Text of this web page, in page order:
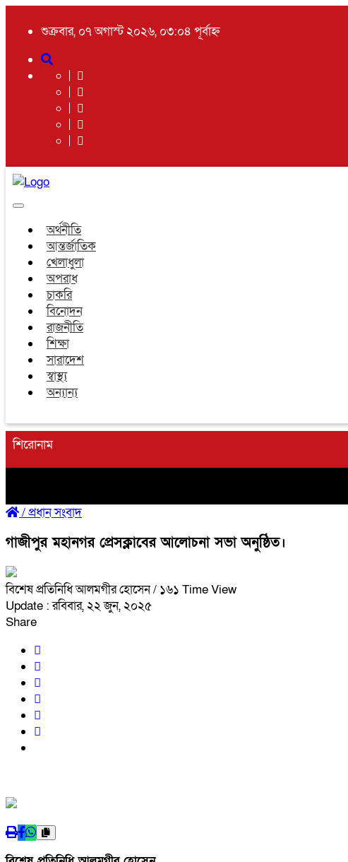
শুক্রবার, ০৭ অগাস্ট ২০২৬, ০৩:০৪ পূর্বাহ্ন
Toggle
navigation
অর্থনীতি
আন্তর্জাতিক
খেলাধুলা
অপরাধ
চাকরি
বিনোদন
রাজনীতি
শিক্ষা
সারাদেশ
স্বাস্থ্য
অন্যান্য
শিরোনাম
/প্রধান সংবাদ
গাজীপুর মহানগর প্রেসক্লাবের আলোচনা সভা অনুষ্ঠিত।
বিশেষ প্রতিনিধি আলমগীর হোসেন/ ১৬১ Time View
Update : রবিবার, ২২ জুন, ২০২৫
Share